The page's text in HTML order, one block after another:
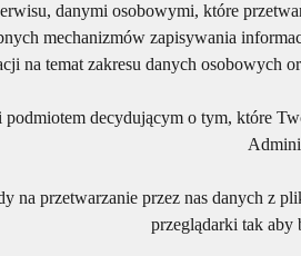
danymi osobowymi, które
mechanizmów zapisywania
na temat zakresu danych osobowych
decydującym o tym, które
na przetwarzanie przez nas danych z
przeglądarki tak aby